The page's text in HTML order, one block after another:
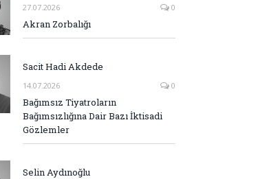
27.07.2026 0
Akran Zorbalığı
Sacit Hadi Akdede
14.07.2026 0
Bağımsız Tiyatroların
Bağımsızlığına Dair Bazı İktisadi
Gözlemler
Selin Aydınoğlu